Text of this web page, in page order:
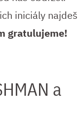
iniciály najdeš
gratulujeme!
a